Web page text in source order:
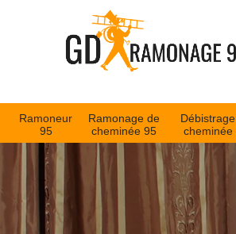
Ramoneur
95
Ramonage de
cheminée 95
cheminée